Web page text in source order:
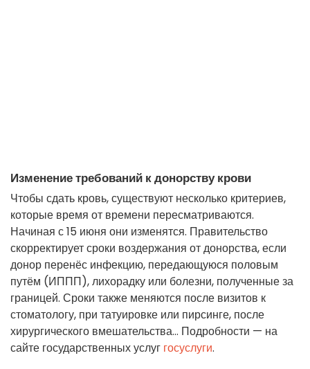
Изменение требований к донорству крови
Чтобы сдать кровь, существуют несколько критериев,
которые время от времени пересматриваются.
Начиная с 15 июня они изменятся. Правительство
скорректирует сроки воздержания от донорства, если
донор перенёс инфекцию, передающуюся половым
путём (ИППП), лихорадку или болезни, полученные за
границей. Сроки также меняются после визитов к
стоматологу, при татуировке или пирсинге, после
хирургического вмешательства... Подробности — на
сайте государственных услуг госуслуги.